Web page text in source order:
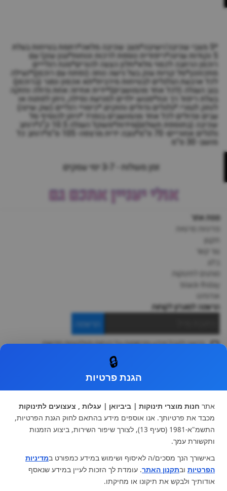
*5 מצבי שכיבה/ישיבה*מצב שכיבה מלאה*רתמת בטיחות בעלת
5 נקודות עגינה*ריפודית נוספת לרכות ונוחות*גגון ענק! עם
רוכסן הרחבה לכסוי מלא*חלון הצצה להורים*מנח רגלייים
מתכווננן*סל קניות ענק בעל גישה נוחה (נפתח עם רוכסן)*נעילה
לכל ארבעת הגלגלים לבטיחות מירבית*תא אכסון נסגר (ברוכסן)
בגב העגלה (לכל אחד מהמושבים)*ידית אחיזה אחת גדולה וחזקה
בעלת ריפוד רך ונח*פגוש ילדים למניעת נפילה, ניתן לפתוח או
לנתק לגמרי.*גלגלים גדולים וחזקים.*כיסויי רגליים (שק שינה)
עבים וגדולים לכל אחד מהמושבים בנפרד.*ניתן להוסיף סל
שכיבה (בתוספת תשלום)מידות*משקל העגלה 10.5 ק”ג*רוחב
גלגלים אחוריים- 70 ס”מ*גובה ידית מרצפה- 105 ס”מ*רוחב כל
מושב- 30 ס”מ
זמן משלוח - 3-7 ימי עסקים
אולי יעניין אתכם גם
מפת אתר
צור קשר
מותגים לתינוקות
black-friday
אודותינו
הרשמה למועדון לקוחות
הרשמה
ברצוני לקבל מידע ופרסומות על הנחות וקולקציות חדשות
עגלות וטיולונים
כיסא בטיחות ואביזרים
ריהוט לתינוקות
מצעים למיטת תינוק וטקסטיל
צעצועי ילדים
על גלגלים
הנקה והאכלה
מוצרי אמבטיה
מוזמנים לבקר אותנו:
🔒
הגנת פרטיות
אתר חנות מוצרי תינוקות | ביביואן | עגלות , צעצועים לתינוקות
מכבד את פרטיותך. אנו אוספים מידע בהתאם לחוק הגנת הפרטיות,
התשמ"א-1981 (סעיף 13), לצורך שיפור השירות, ביצוע הזמנות
ותקשורת עמך.
באישורך הנך מסכים/ה לאיסוף ושימוש במידע כמפורט במדיניות
הפרטיות ובתקנון האתר. עומדת לך הזכות לעיין במידע שנאסף
אודותיך ולבקש את תיקונו או מחיקתו.